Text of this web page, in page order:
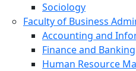
Sociology
Faculty of Business
Accounting and
Finance and Banking
Human Resource